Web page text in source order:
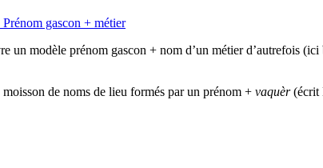
gascon + métier
un modèle prénom gascon + nom d’un métier d’autrefois
de noms de lieu formés par un prénom + vaquèr